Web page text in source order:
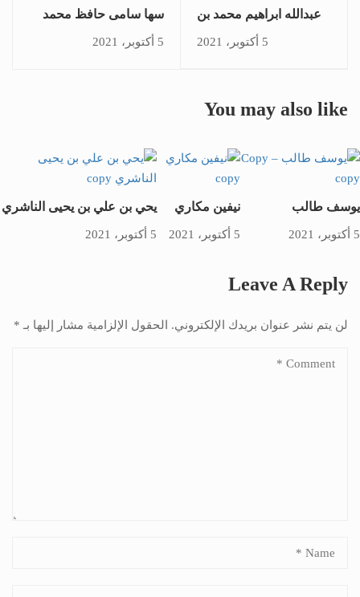
عبدالله ابراهيم محمد بن
يعقوب الطنيجي
5 أكتوبر، 2021
سها سامى حافظ محمد
5 أكتوبر، 2021
You may also like
يوسف طالب
5 أكتوبر، 2021
نيفين مكاري
5 أكتوبر، 2021
يحي بن علي بن يحيى الناشري
5 أكتوبر، 2021
Leave A Reply
لن يتم نشر عنوان بريدك الإلكتروني. الحقول الإلزامية مشار إليها بـ *